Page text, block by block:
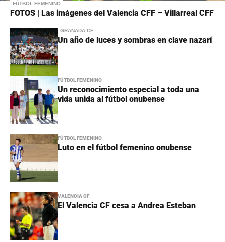
FÚTBOL FEMENINO
FOTOS | Las imágenes del Valencia CFF – Villarreal CFF
GRANADA CF
Un año de luces y sombras en clave nazarí
FÚTBOL FEMENINO
Un reconocimiento especial a toda una
vida unida al fútbol onubense
FÚTBOL FEMENINO
Luto en el fútbol femenino onubense
VALENCIA CF
El Valencia CF cesa a Andrea Esteban